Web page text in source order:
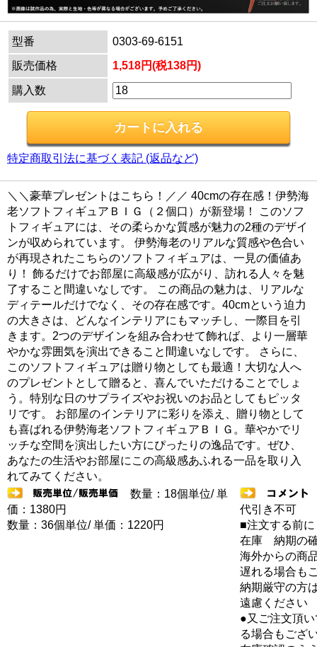
型番
0303-69-6151
販売価格
1,518円(税138円)
購入数
特定商取引法に基づく表記 (返品など)
＼＼豪華プレゼントはこちら！／／ 40cmの存在感！伊勢海
老ソフトフィギュアＢＩＧ（２個口）が新登場！ このソフ
トフィギュアには、その柔らかな質感が魅力の2種のデザイ
ンが収められています。 伊勢海老のリアルな質感や色合い
が再現されたこちらのソフトフィギュアは、一見の価値あ
り！ 飾るだけでお部屋に高級感が広がり、訪れる人々を魅
了すること間違いなしです。 この商品の魅力は、リアルな
ディテールだけでなく、その存在感です。40cmという迫力
の大きさは、どんなインテリアにもマッチし、一際目を引
きます。2つのデザインを組み合わせて飾れば、より一層華
やかな雰囲気を演出できること間違いなしです。 さらに、
このソフトフィギュアは贈り物としても最適！大切な人へ
のプレゼントとして贈ると、喜んでいただけることでしょ
う。特別な日のサプライズやお祝いのお品としてもピッタ
リです。 お部屋のインテリアに彩りを添え、贈り物として
も喜ばれる伊勢海老ソフトフィギュアＢＩＧ。華やかでリ
ッチな空間を演出したい方にぴったりの逸品です。ぜひ、
あなたの生活やお部屋にこの高級感あふれる一品を取り入
れてみてください。
数量：18個単位/ 単
価：1380円
数量：36個単位/ 単価：1220円
代引き不可
■注文する前に
在庫 納期の
海外からの商
遅れる場合も
納期厳守の方
遠慮ください
●又ご注文頂
る場合もござ